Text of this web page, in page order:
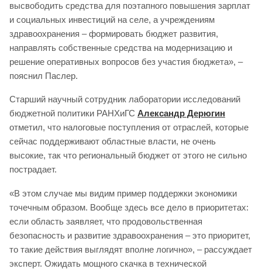
высвободить средства для поэтапного повышения зарплат
и социальных инвестиций на селе, а учреждениям
здравоохранения – формировать бюджет развития,
направлять собственные средства на модернизацию и
решение оперативных вопросов без участия бюджета», –
пояснил Паслер.
Старший научный сотрудник лаборатории исследований
бюджетной политики РАНХиГС Александр Дерюгин
отметил, что налоговые поступления от отраслей, которые
сейчас поддерживают областные власти, не очень
высокие, так что региональный бюджет от этого не сильно
пострадает.
«В этом случае мы видим пример поддержки экономики
точечным образом. Вообще здесь все дело в приоритетах:
если область заявляет, что продовольственная
безопасность и развитие здравоохранения – это приоритет,
то такие действия выглядят вполне логично», – рассуждает
эксперт. Ожидать мощного скачка в технической